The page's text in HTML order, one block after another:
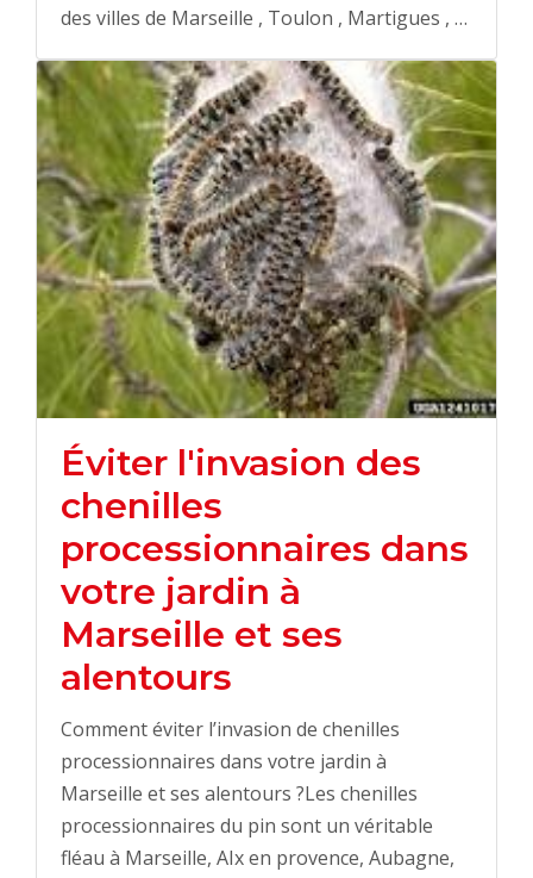
des villes de Marseille , Toulon , Martigues , …
Éviter l'invasion des
chenilles
processionnaires dans
votre jardin à
Marseille et ses
alentours
Comment éviter l’invasion de chenilles
processionnaires dans votre jardin à
Marseille et ses alentours ?Les chenilles
processionnaires du pin sont un véritable
fléau à Marseille, AIx en provence, Aubagne,